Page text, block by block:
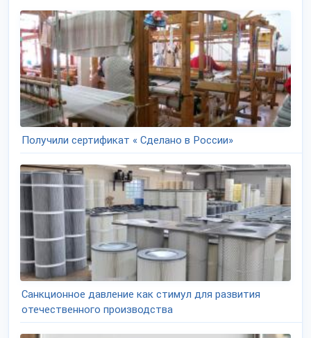
Получили сертификат « Сделано в России»
Санкционное давление как стимул для развития
отечественного производства